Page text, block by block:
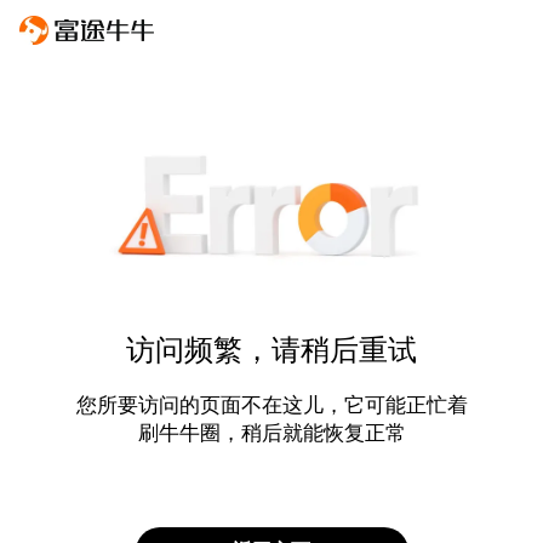
访问频繁，请稍后重试
您所要访问的页面不在这儿，它可能正忙着
刷牛牛圈，稍后就能恢复正常